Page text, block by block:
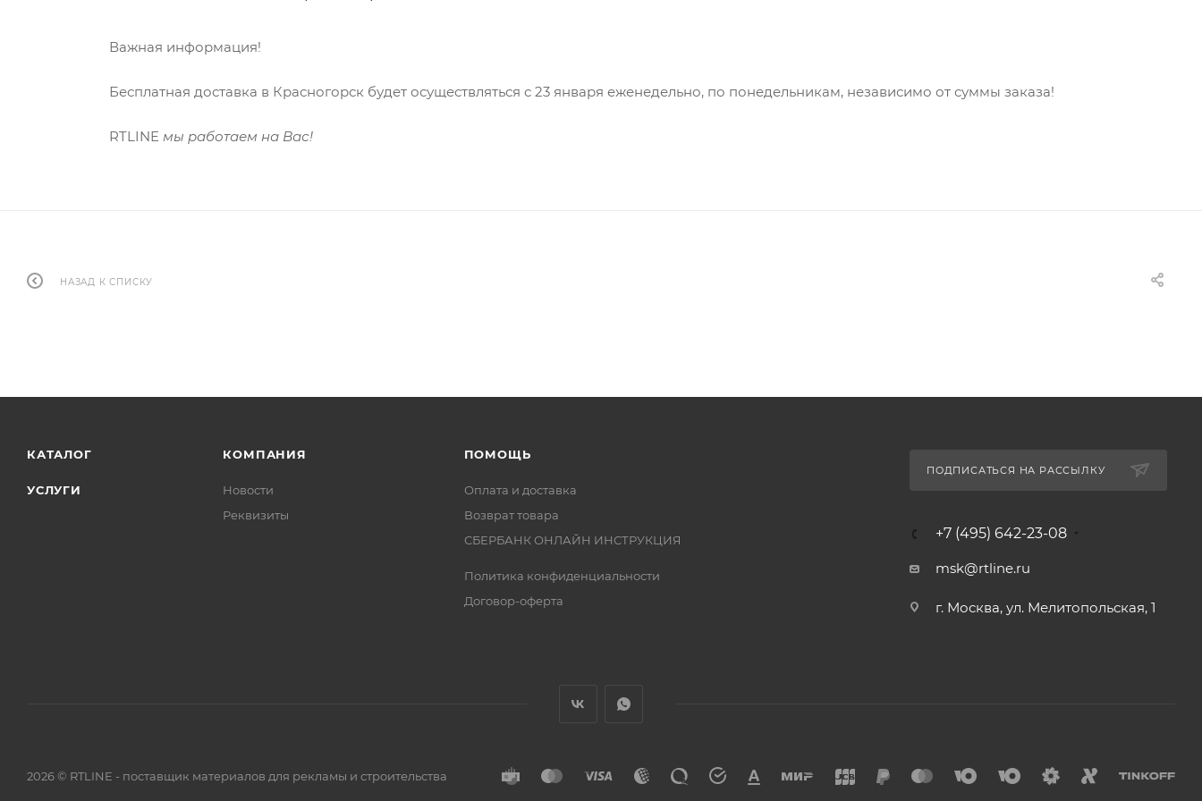
Важная информация!
Бесплатная доставка в Красногорск будет осуществляться с 23 января еженедельно, по понедельникам, независимо от суммы заказа!
RTLINE мы работаем на Вас!
НАЗАД К СПИСКУ
КАТАЛОГ
УСЛУГИ
КОМПАНИЯ
Новости
Реквизиты
ПОМОЩЬ
Оплата и доставка
Возврат товара
СБЕРБАНК ОНЛАЙН ИНСТРУКЦИЯ
Политика конфиденциальности
Договор-оферта
ПОДПИСАТЬСЯ НА РАССЫЛКУ
+7 (495) 642-23-08
msk@rtline.ru
г. Москва, ул. Мелитопольская, 1
2026 © RTLINE - поставщик материалов для рекламы и строительства